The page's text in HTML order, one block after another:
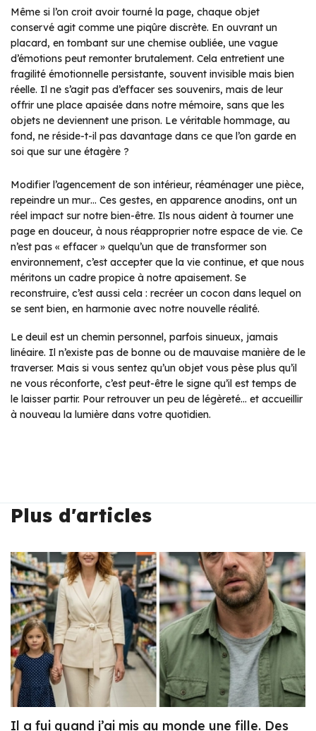
Même si l’on croit avoir tourné la page, chaque objet
conservé agit comme une piqûre discrète. En ouvrant un
placard, en tombant sur une chemise oubliée, une vague
d’émotions peut remonter brutalement. Cela entretient une
fragilité émotionnelle persistante, souvent invisible mais bien
réelle. Il ne s’agit pas d’effacer ses souvenirs, mais de leur
offrir une place apaisée dans notre mémoire, sans que les
objets ne deviennent une prison. Le véritable hommage, au
fond, ne réside-t-il pas davantage dans ce que l’on garde en
soi que sur une étagère ?
Modifier l’agencement de son intérieur, réaménager une pièce,
repeindre un mur… Ces gestes, en apparence anodins, ont un
réel impact sur notre bien-être. Ils nous aident à tourner une
page en douceur, à nous réapproprier notre espace de vie. Ce
n’est pas « effacer » quelqu’un que de transformer son
environnement, c’est accepter que la vie continue, et que nous
méritons un cadre propice à notre apaisement. Se
reconstruire, c’est aussi cela : recréer un cocon dans lequel on
se sent bien, en harmonie avec notre nouvelle réalité.
Le deuil est un chemin personnel, parfois sinueux, jamais
linéaire. Il n’existe pas de bonne ou de mauvaise manière de le
traverser. Mais si vous sentez qu’un objet vous pèse plus qu’il
ne vous réconforte, c’est peut-être le signe qu’il est temps de
le laisser partir. Pour retrouver un peu de légèreté… et accueillir
à nouveau la lumière dans votre quotidien.
Plus d'articles
Il a fui quand j’ai mis au monde une fille. Des